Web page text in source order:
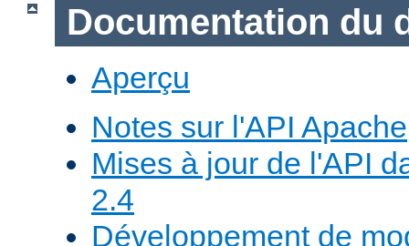
Documentation du
Aperçu
Notes sur l'API Apache
Mises à jour de l'API
2.4
Développement de